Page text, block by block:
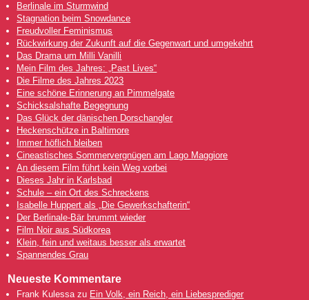
Berlinale im Sturmwind
Stagnation beim Snowdance
Freudvoller Feminismus
Rückwirkung der Zukunft auf die Gegenwart und umgekehrt
Das Drama um Milli Vanilli
Mein Film des Jahres: „Past Lives“
Die Filme des Jahres 2023
Eine schöne Erinnerung an Pimmelgate
Schicksalshafte Begegnung
Das Glück der dänischen Dorschangler
Heckenschütze in Baltimore
Immer höflich bleiben
Cineastisches Sommervergnügen am Lago Maggiore
An diesem Film führt kein Weg vorbei
Dieses Jahr in Karlsbad
Schule – ein Ort des Schreckens
Isabelle Huppert als „Die Gewerkschafterin“
Der Berlinale-Bär brummt wieder
Film Noir aus Südkorea
Klein, fein und weitaus besser als erwartet
Spannendes Grau
Neueste Kommentare
Frank Kulessa zu Ein Volk, ein Reich, ein Liebesprediger